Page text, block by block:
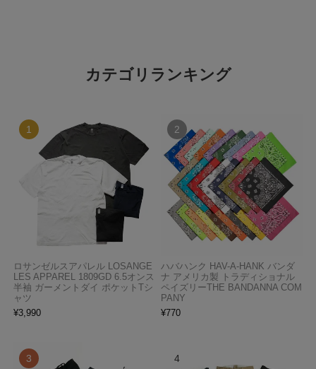
カテゴリランキング
ロサンゼルスアパレル LOSANGE
LES APPAREL 1809GD 6.5オンス
半袖 ガーメントダイ ポケットTシ
ャツ
¥3,990
ハバハンク HAV-A-HANK バンダ
ナ アメリカ製 トラディショナル
ペイズリーTHE BANDANNA COM
PANY
¥770